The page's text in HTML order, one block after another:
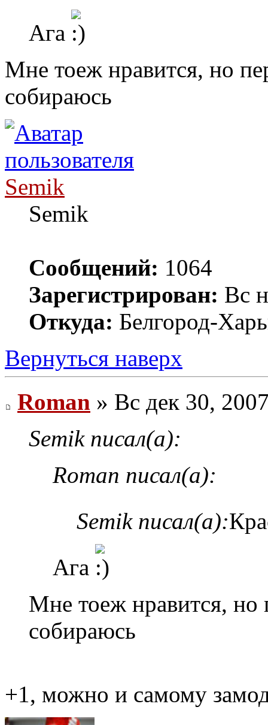
Ага
Мне тоеж нравится, но
собираюсь
Semik
Semik
Сообщений: 1064
Зарегистрирован: Вс
Откуда: Белгород-
Вернуться наверх
Roman » Вс дек 30,
Semik писал(а):
Roman писал(а):
Semik писал(а):
Ага
Мне тоеж нравится, но
собираюсь
+1, можно и самому